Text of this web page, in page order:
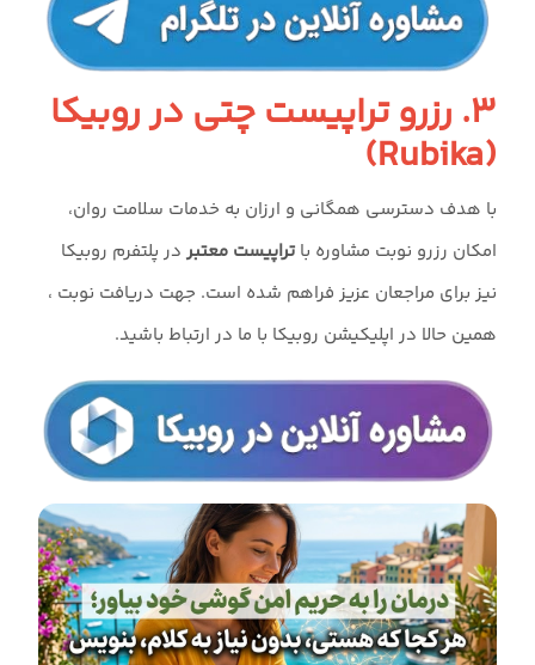
۳. رزرو تراپیست چتی در روبیکا
(Rubika)
با هدف دسترسی همگانی و ارزان به خدمات سلامت روان،
امکان رزرو نوبت مشاوره با تراپیست معتبر در پلتفرم روبیکا
نیز برای مراجعان عزیز فراهم شده است. جهت دریافت نوبت ،
همین حالا در اپلیکیشن روبیکا با ما در ارتباط باشید.